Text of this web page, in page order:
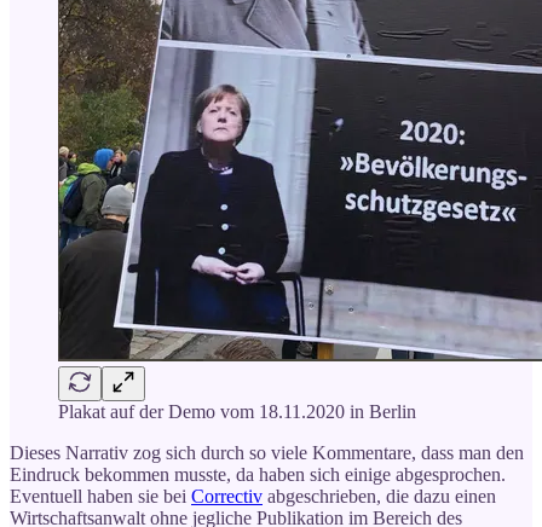
Plakat auf der Demo vom 18.11.2020 in Berlin
Dieses Narrativ zog sich durch so viele Kommentare, dass man den
Eindruck bekommen musste, da haben sich einige abgesprochen.
Eventuell haben sie bei Correctiv abgeschrieben, die dazu einen
Wirtschaftsanwalt ohne jegliche Publikation im Bereich des